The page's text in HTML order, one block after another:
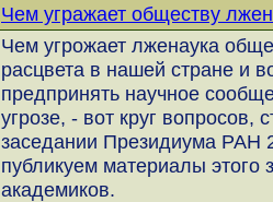
Чем угражает обществу
Чем угрожает лженаука
расцвета в нашей стране и
предпринять научное
угрозе, - вот круг
заседании Президиума РАН
публикуем материалы этого
академиков.